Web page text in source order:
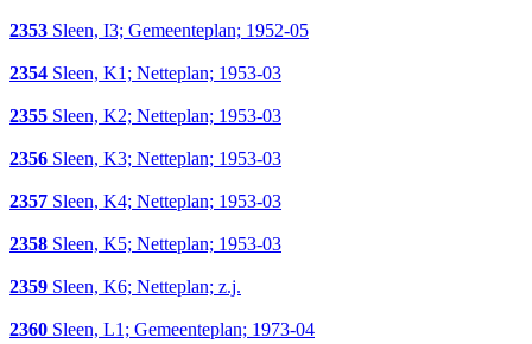
2353 Sleen, I3; Gemeenteplan; 1952-05
2354 Sleen, K1; Netteplan; 1953-03
2355 Sleen, K2; Netteplan; 1953-03
2356 Sleen, K3; Netteplan; 1953-03
2357 Sleen, K4; Netteplan; 1953-03
2358 Sleen, K5; Netteplan; 1953-03
2359 Sleen, K6; Netteplan; z.j.
2360 Sleen, L1; Gemeenteplan; 1973-04